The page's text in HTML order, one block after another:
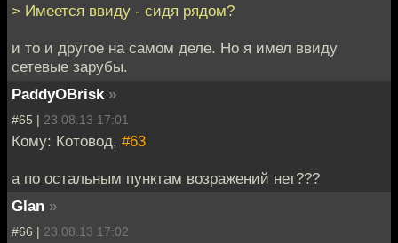
> Имеется ввиду - сидя рядом?
и то и другое на самом деле. Но я имел ввиду
сетевые зарубы.
PaddyOBrisk »
#65 | 23.08.13 17:01
Кому: Котовод, #63
а по остальным пунктам возражений нет???
Glan »
#66 | 23.08.13 17:02